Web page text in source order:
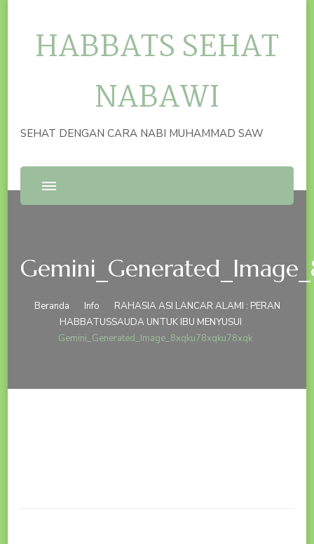
HABBATS SEHAT
NABAWI
SEHAT DENGAN CARA NABI MUHAMMAD SAW
Beranda Info
RAHASIA ASI LANCAR ALAMI : PERAN
HABBATUSSAUDA UNTUK IBU MENYUSUI
Gemini_Generated_Image_8xqku78xqku78xqk